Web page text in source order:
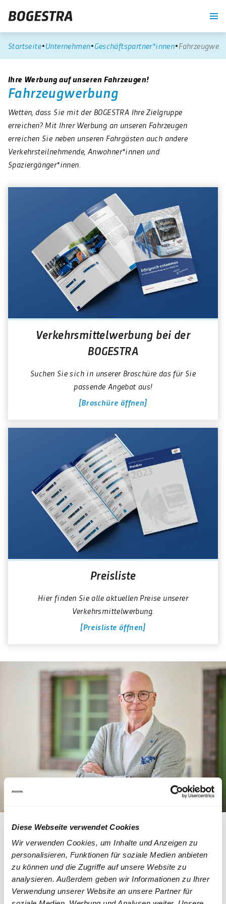
Diese Webseite verwendet Cookies
Wir verwenden Cookies, um Inhalte und Anzeigen zu
personalisieren, Funktionen für soziale Medien anbieten
zu können und die Zugriffe auf unsere Website zu
analysieren. Außerdem geben wir Informationen zu Ihrer
Verwendung unserer Website an unsere Partner für
Startseite Unternehmen Geschäftspartner*innen
Ihre Werbung auf unseren Fahrzeugen!
Fahrzeugwerbung
Wetten, dass Sie mit der BOGESTRA Ihre Zielgruppe
erreichen? Mit Ihrer Werbung an unseren Fahrzeugen
erreichen Sie neben unseren Fahrgästen auch andere
Verkehrsteilnehmende, Anwohner*innen und
Spaziergänger*innen.
Verkehrsmittelwerbung bei der
BOGESTRA
Suchen Sie sich in unserer Broschüre das für Sie
passende Angebot aus!
Broschüre öffnen
Preisliste
Hier finden Sie alle aktuellen Preise unserer
Verkehrsmittelwerbung.
Preisliste öffnen
Ansprechpartner
Verkehrsmittelwerbung
Carsten Böhm
Geschäftsbereich Vertrieb und Kunde, Kommunikation und
Vermarktung